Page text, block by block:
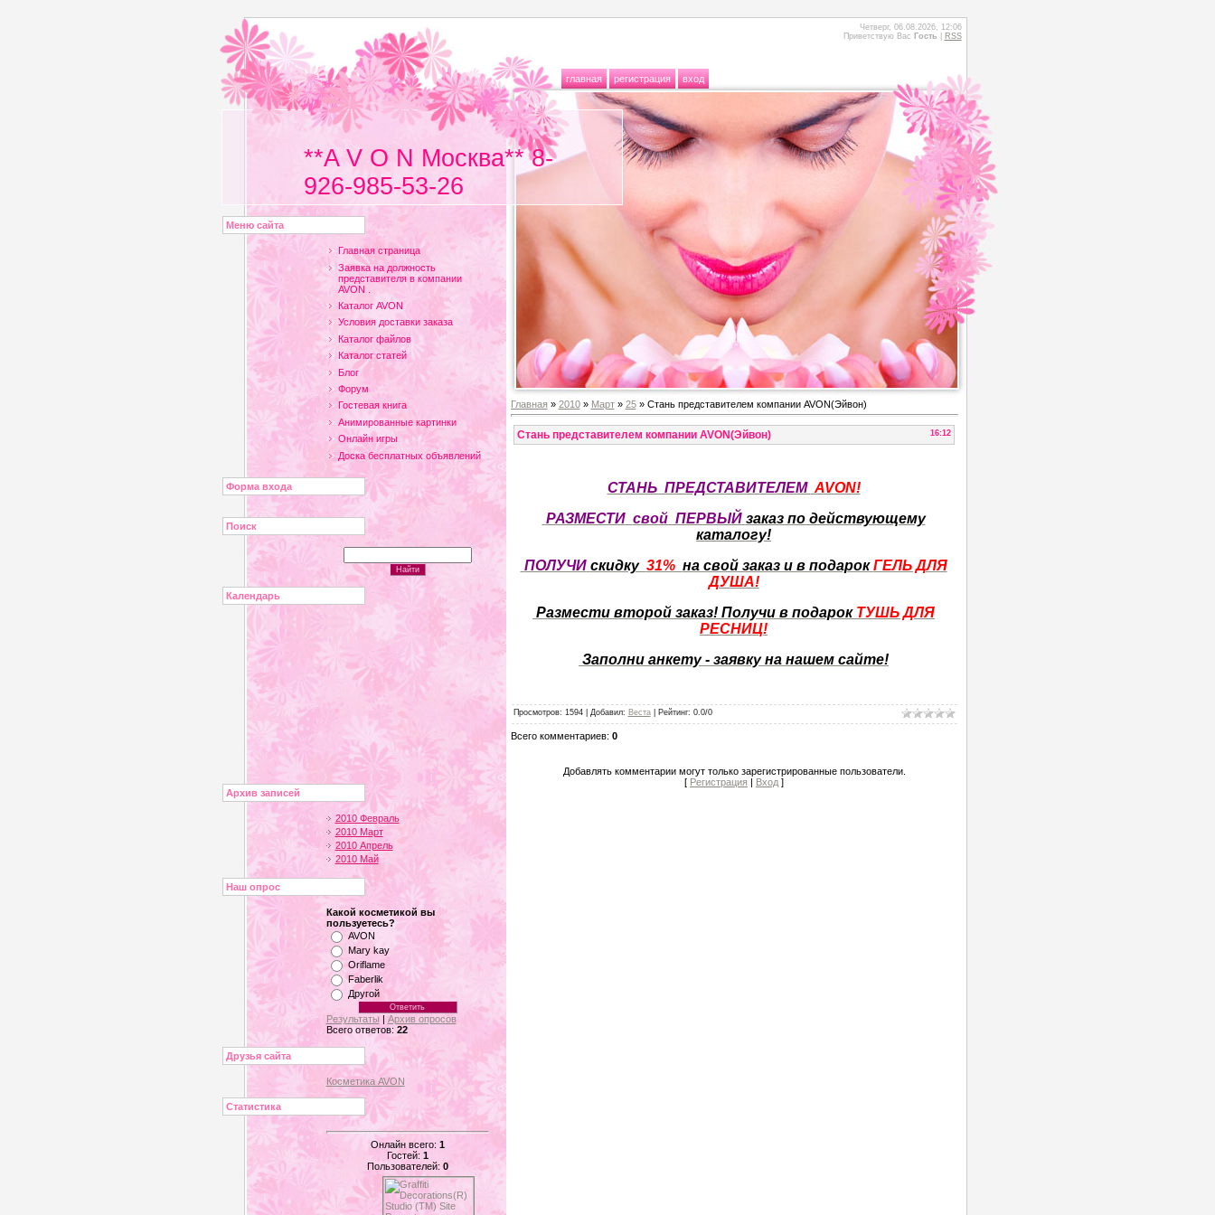
Четверг, 06.08.2026, 12:06
Приветствую Вас Гость RSS
главная регистрация вход
**A V O N Москва** 8-
926-985-53-26
Меню сайта
Главная страница
Заявка на должность
представителя в компании
AVON .
Каталог AVON
Условия доставки заказа
Каталог файлов
Каталог статей
Блог
Форум
Гостевая книга
Анимированные картинки
Онлайн игры
Доска бесплатных объявлений
Форма входа
Поиск
Календарь
Архив записей
2010 Февраль
2010 Март
2010 Апрель
2010 Май
Наш опрос
Какой косметикой вы
пользуетесь?
AVON
Mary kay
Oriflame
Faberlik
Другой
Результаты
Архив опросов
Всего ответов: 22
Друзья сайта
Косметика AVON
Статистика
Онлайн всего: 1
Гостей: 1
Пользователей: 0
Главная» 2010 » Март » 25» Стань представителем компании AVON(Эйвон)
16:12
Стань представителем компании AVON(Эйвон)
СТАНЬ ПРЕДСТАВИТЕЛЕМ AVON!
РАЗМЕСТИ свой ПЕРВЫЙ заказ по действующему
каталогу!
ПОЛУЧИ скидку 31% на свой заказ и в подарок ГЕЛЬ ДЛЯ
ДУША!
Размести второй заказ! Получи в подарок ТУШЬ ДЛЯ
РЕСНИЦ!
Заполни анкету - заявку на нашем сайте!
Просмотров: 1594 | Добавил: Веста| Рейтинг: 0.0/0
Всего комментариев: 0
Добавлять комментарии могут только зарегистрированные пользователи.
[ Регистрация | Вход ]